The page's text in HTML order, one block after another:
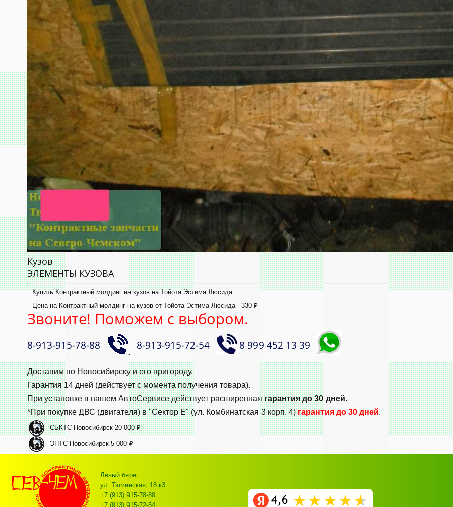
Кузов
ЭЛЕМЕНТЫ КУЗОВА
Купить Контрактный молдинг на кузов на Тойота Эстима Люсида
Цена на Контрактный молдинг на кузов от Тойота Эстима Люсида - 330 ₽
Звоните! Поможем с выбором.
8‑913‑915‑78‑88
,
8‑913‑915‑72‑54 8 999 452 13 39
Доставим по Новосибирску и его пригороду.
Гарантия 14 дней (действует с момента получения товара).
При установке в нашем АвтоСервисе действует расширеннаягарантия до 30 дней.
*При покупке ДВС (двигателя) в "Сектор Е" (ул. Комбинатская 3 корп. 4)гарантия до 30 дней.
СБКТС Новосибирск 20 000 ₽
ЭПТС Новосибирск 5 000 ₽
Левый берег:
ул. Тюменская, 18 к3
+7 (913) 915-78-88
+7 (913) 915-72-54